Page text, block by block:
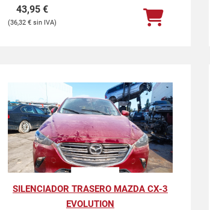
43,95€
36,32€
SILENCIADOR TRASERO MAZDA CX-3
EVOLUTION